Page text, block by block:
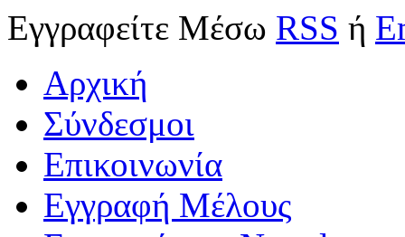
Εγγραφείτε Μέσω RSS ή
Αρχική
Σύνδεσμοι
Επικοινωνία
Εγγραφή Μέλους